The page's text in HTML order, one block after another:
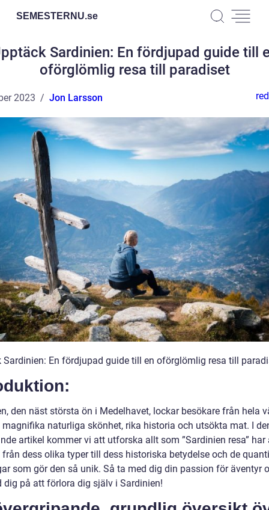
SEMESTERNU.se
Sardinien: En fördjupad guide till
oförglömlig resa till paradiset
2023 Jon Larsson
Sardinien: En fördjupad guide till en oförglömlig resa till
den näst största ön i Medelhavet, lockar besökare från hela
magnifika naturliga skönhet, rika historia och utsökta mat. I
artikel kommer vi att utforska allt som ”Sardinien resa” har
från dess olika typer till dess historiska betydelse och de
som gör den så unik. Så ta med dig din passion för äventyr
dig på att förlora dig själv i Sardinien!